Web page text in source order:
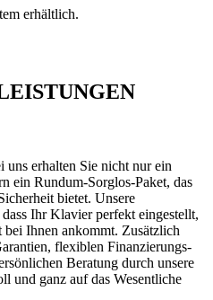
erhältlich.
uns erhalten Sie nicht nur ein
ein Rundum-Sorglos-Paket, das
bietet. Unsere
Ihr Klavier perfekt eingestellt,
Ihnen ankommt. Zusätzlich
flexiblen Finanzierungs-
Beratung durch unsere
und ganz auf das Wesentliche